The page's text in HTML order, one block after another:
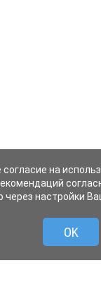
на
настройки
OK